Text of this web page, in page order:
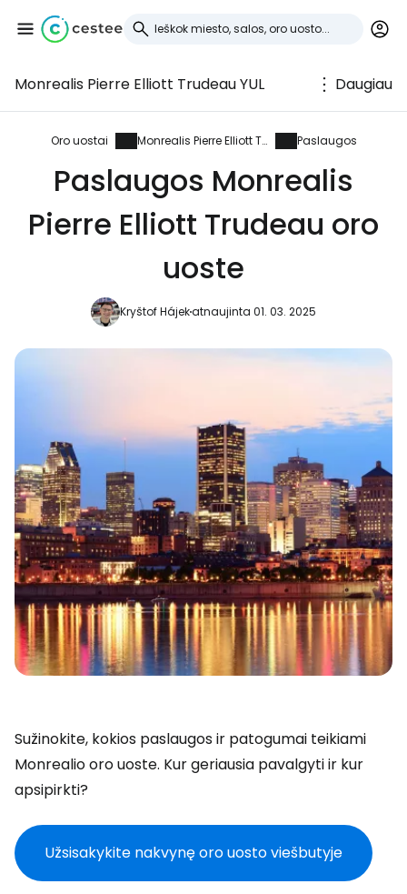
Monrealis Pierre Elliott Trudeau YUL Daugiau
Oro uostai Monrealis Pierre Elliott Trudeau Paslaugos
Paslaugos Monrealis
Pierre Elliott Trudeau oro
uoste
Kryštof Hájekatnaujinta 01. 03. 2025
Sužinokite, kokios paslaugos ir patogumai teikiami
Monrealio oro uoste. Kur geriausia pavalgyti ir kur
apsipirkti?
Užsisakykite nakvynę oro uosto viešbutyje
Prisijunkite prie
Cestee
... pasaulinė kelionių bendruomenė
Tęsti su Facebook